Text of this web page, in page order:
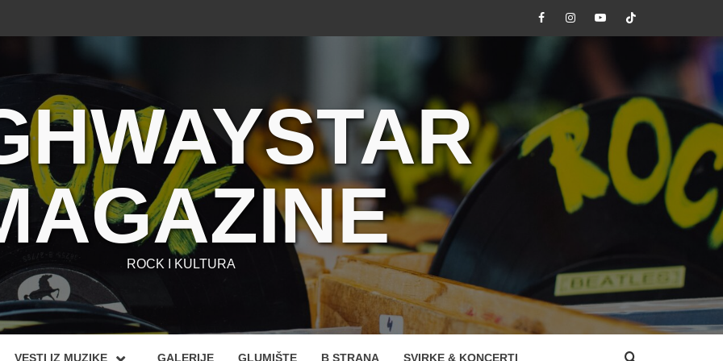
FacebookInstagramYoutube
Tik
ROCK I KULTURA
VESTI IZ MUZIKE GALERIJE GLUMIŠTE B STRANA SVIRKE & KONCERTI